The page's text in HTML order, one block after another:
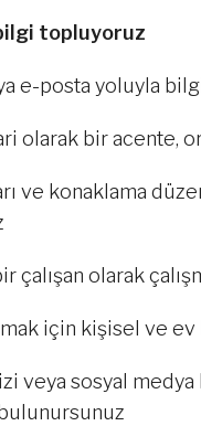
topluyoruz
e-posta yoluyla
olarak bir acente,
ve konaklama
çalışan olarak
için kişisel ve ev
veya sosyal medya